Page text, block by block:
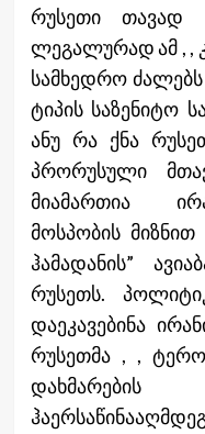
რუსეთი თავად
ლეგალურად ამ , ,
სამხედრო
ტიპის საზენიტო
ანუ რა ქნა
პრორუსული
მიამართია
მოსპობის
ჰამადანის”
რუსეთს.
დაეკავებინა
რუსეთმა , ,